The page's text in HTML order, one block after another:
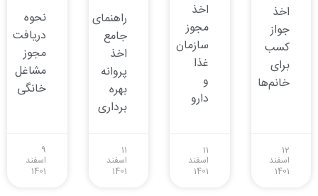
اخذ
جواز
کسب
برای
خانم‌ها
12
اسفند
1401
اخذ
مجوز
سازمان
غذا
و
دارو
11
اسفند
1401
راهنمای
جامع
اخذ
پروانه
بهره
برداری
11
اسفند
1401
نحوه
دریافت
مجوز
مشاغل
خانگی
9
اسفند
1401